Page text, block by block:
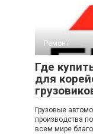
Ремонт
Где
для
Грузовые
производства
всем мире